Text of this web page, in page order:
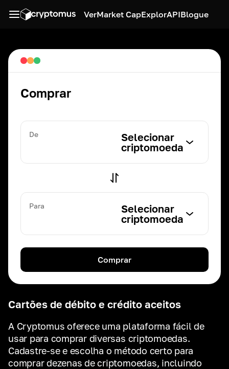
VerMarket CapExplorAPIBlogue
Cartões de débito e crédito aceitos
A Cryptomus oferece uma plataforma fácil de
usar para comprar diversas criptomoedas.
Cadastre-se e escolha o método certo para
comprar dezenas de criptomoedas, incluindo
Comprar
De
Selecionar
criptomoeda
Para
Selecionar
criptomoeda
Comprar